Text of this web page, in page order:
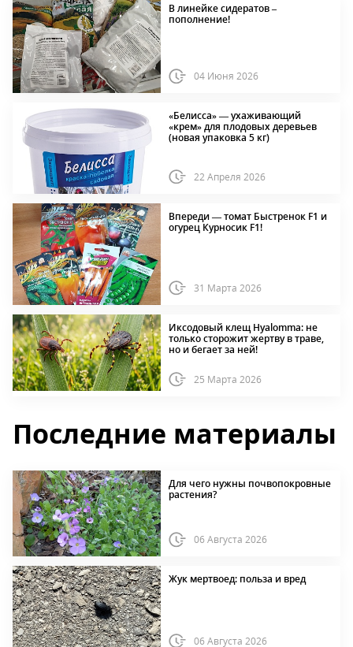
В линейке сидератов –
пополнение!
04 Июня 2026
«Белисса» — ухаживающий
«крем» для плодовых деревьев
(новая упаковка 5 кг)
22 Апреля 2026
Впереди — томат Быстренок F1 и
огурец Курносик F1!
31 Марта 2026
Иксодовый клещ Hyalomma: не
только сторожит жертву в траве,
но и бегает за ней!
25 Марта 2026
Последние материалы
Для чего нужны почвопокровные
растения?
06 Августа 2026
Жук мертвоед: польза и вред
06 Августа 2026